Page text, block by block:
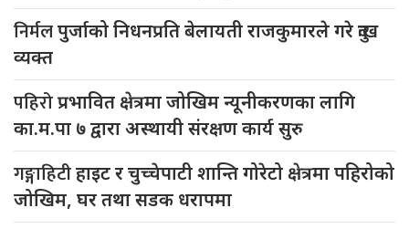
निर्मलपुर्जाको निधनप्रति बेलायती राजकुमारले गरे दुःख
व्यक्त
पहिरोप्रभावित क्षेत्रमा जोखिम न्यूनीकरणका लागि
का.म.पा ७ द्वारा अस्थायी संरक्षण कार्य सुरु
गङ्गाहिटीहाइट र चुच्चेपाटी शान्ति गोरेटो क्षेत्रमा पहिरोको
जोखिम, घर तथा सडक धरापमा